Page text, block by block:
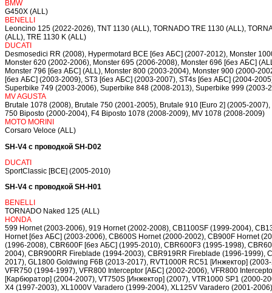
BMW
G450X (ALL)
BENELLI
Leoncino 125 (2022-2026), TNT 1130 (ALL), TORNADO TRE 1130 (ALL),
(ALL), TRE 1130 K (ALL)
DUCATI
Desmosedici RR (2008), Hypermotard ВСЕ [без АБС] (2007-2012), Monster
Monster 620 (2002-2006), Monster 695 (2006-2008), Monster 696 [без АБС]
Monster 796 [без АБС] (ALL), Monster 800 (2003-2004), Monster 900 (2000-
[без АБС] (2003-2009), ST3 [без АБС] (2003-2007), ST4s [без АБС] (2004-
Superbike 749 (2003-2006), Superbike 848 (2008-2013), Superbike 999
MV AGUSTA
Brutale 1078 (2008), Brutale 750 (2001-2005), Brutale 910 [Euro 2] (2005-
750 Biposto (2000-2004), F4 Biposto 1078 (2008-2009), MV 1078 (2008-2009)
MOTO MORINI
Corsaro Veloce (ALL)
SH-V4 с проводкой SH-D02
DUCATI
SportClassic [ВСЕ] (2005-2010)
SH-V4 с проводкой SH-H01
BENELLI
TORNADO Naked 125 (ALL)
HONDA
599 Hornet (2003-2006), 919 Hornet (2002-2008), CB1100SF (1999-2004),
Hornet [без АБС] (2003-2006), CB600S Hornet (2000-2002), CB900F Hornet
(1996-2008), CBR600F [без АБС] (1995-2010), CBR600F3 (1995-1998),
2004), CBR900RR Fireblade (1994-2003), CBR919RR Fireblade (1996-
2017), GL1800 Goldwing F6B (2013-2017), RVT1000R RC51 [Инжектор]
VFR750 (1994-1997), VFR800 Interceptor [АБС] (2002-2006), VFR800
[Карбюратор] (2004-2007), VT750S [Инжектор] (2007), VTR1000 SP1 (2000-
X4 (1997-2003), XL1000V Varadero (1999-2004), XL125V Varadero (2001-2006)